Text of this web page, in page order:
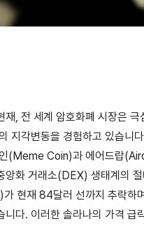
, 전 세계 암호화폐 시장은 극
지각변동을 경험하고 있습니
(Meme Coin)과 에어드랍
앙화 거래소(DEX) 생태계의
현재 84달러 선까지 추락하
니다. 이러한 솔라나의 가격 급